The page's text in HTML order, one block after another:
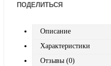
ПОДЕЛИТЬСЯ
Описание
Характеристики
Отзывы (0)